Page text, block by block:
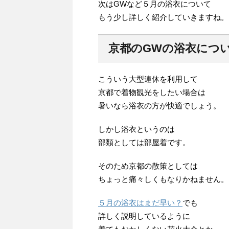
次はGWなど５月の浴衣について
もう少し詳しく紹介していきますね。
京都のGWの浴衣につ
こういう大型連休を利用して
京都で着物観光をしたい場合は
暑いなら浴衣の方が快適でしょう。
しかし浴衣というのは
部類としては部屋着です。
そのため京都の散策としては
ちょっと痛々しくもなりかねません。
５月の浴衣はまだ早い？ でも
詳しく説明しているように